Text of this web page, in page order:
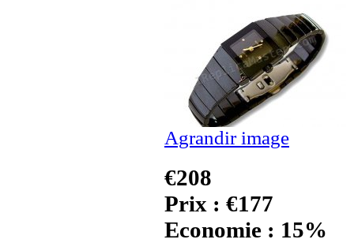
Agrandir image
€208
Prix : €177
Economie : 15%